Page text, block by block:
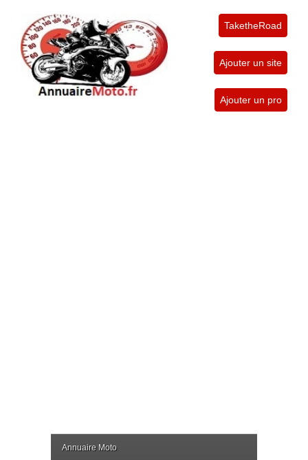
TaketheRoad
Ajouter un site
Ajouter un pro
Annuaire Moto